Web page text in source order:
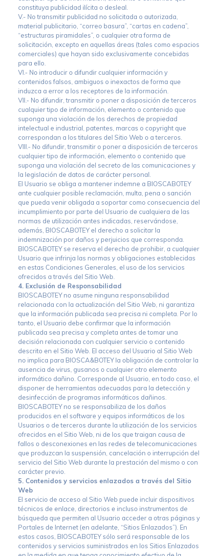
constituya publicidad ilícita o desleal.
V.- No transmitir publicidad no solicitada o autorizada,
material publicitario, “correo basura”, “cartas en cadena”,
“estructuras piramidales”, o cualquier otra forma de
solicitación, excepto en aquellas áreas (tales como espacios
comerciales) que hayan sido exclusivamente concebidas
para ello.
VI.- No introducir o difundir cualquier información y
contenidos falsos, ambiguos o inexactos de forma que
induzca a error a los receptores de la información.
VII.- No difundir, transmitir o poner a disposición de terceros
cualquier tipo de información, elemento o contenido que
suponga una violación de los derechos de propiedad
intelectual e industrial, patentes, marcas o copyright que
correspondan a los titulares del Sitio Web o a terceros.
VIII.- No difundir, transmitir o poner a disposición de terceros
cualquier tipo de información, elemento o contenido que
suponga una violación del secreto de las comunicaciones y
la legislación de datos de carácter personal.
El Usuario se obliga a mantener indemne a BIOSCABOTEY
ante cualquier posible reclamación, multa, pena o sanción
que pueda venir obligada a soportar como consecuencia del
incumplimiento por parte del Usuario de cualquiera de las
normas de utilización antes indicadas, reservándose,
además, BIOSCABOTEY el derecho a solicitar la
indemnización por daños y perjuicios que corresponda.
BIOSCABOTEY se reserva el derecho de prohibir, a cualquier
Usuario que infrinja las normas y obligaciones establecidas
en estas Condiciones Generales, el uso de los servicios
ofrecidos a través del Sitio Web.
4. Exclusión de Responsabilidad
BIOSCABOTEY no asume ninguna responsabilidad
relacionada con la actualización del Sitio Web, ni garantiza
que la información publicada sea precisa ni completa. Por lo
tanto, el Usuario debe confirmar que la información
publicada sea precisa y completa antes de tomar una
decisión relacionada con cualquier servicio o contenido
descrito en el Sitio Web. El acceso del Usuario al Sitio Web
no implica para BIOSCA&BOTEY la obligación de controlar la
ausencia de virus, gusanos o cualquier otro elemento
informático dañino. Corresponde al Usuario, en todo caso, el
disponer de herramientas adecuadas para la detección y
desinfección de programas informáticos dañinos.
BIOSCABOTEY no se responsabiliza de los daños
producidos en el software y equipos informáticos de los
Usuarios o de terceros durante la utilización de los servicios
ofrecidos en el Sitio Web, ni de los que traigan causa de
fallos o desconexiones en las redes de telecomunicaciones
que produzcan la suspensión, cancelación o interrupción del
servicio del Sitio Web durante la prestación del mismo o con
carácter previo.
5. Contenidos y servicios enlazados a través del Sitio
Web
El servicio de acceso al Sitio Web puede incluir dispositivos
técnicos de enlace, directorios e incluso instrumentos de
búsqueda que permiten al Usuario acceder a otras páginas y
Portales de Internet (en adelante, “Sitios Enlazados”). En
estos casos, BIOSCABOTEY sólo será responsable de los
contenidos y servicios suministrados en los Sitios Enlazados